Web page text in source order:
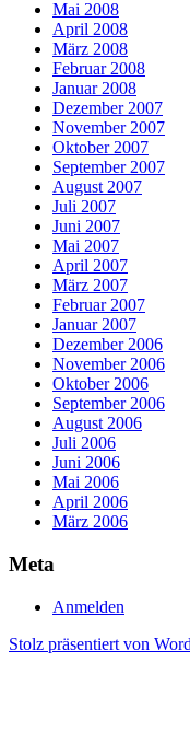
Mai 2008
April 2008
März 2008
Februar 2008
Januar 2008
Dezember 2007
November 2007
Oktober 2007
September 2007
August 2007
Juli 2007
Juni 2007
Mai 2007
April 2007
März 2007
Februar 2007
Januar 2007
Dezember 2006
November 2006
Oktober 2006
September 2006
August 2006
Juli 2006
Juni 2006
Mai 2006
April 2006
März 2006
Meta
Anmelden
Stolz präsentiert von